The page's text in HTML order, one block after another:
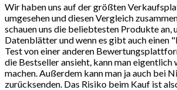
Wir haben uns auf der größten
umgesehen und diesen Vergleich
schauen uns die beliebtesten Produkte an,
Datenblätter und wenn es gibt auch einen
Testvon einer anderen
die Bestseller ansieht, kann man eigentlich
machen. Außerdem kann man ja auch bei
zurücksenden. Das Risiko beim Kauf ist